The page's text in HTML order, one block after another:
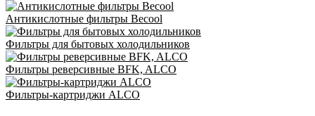
Антикислотные фильтры Becool
Фильтры для бытовых холодильников
Фильтры реверсивные BFK, ALCO
Фильтры-картриджи ALCO